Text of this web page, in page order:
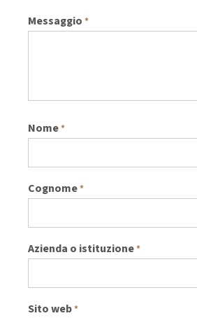
Messaggio *
Nome*
Cognome*
Azienda o istituzione*
Sito web*